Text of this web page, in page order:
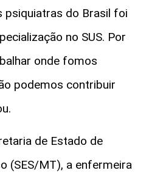
psiquiatras do Brasil foi
no SUS. Por
onde fomos
podemos contribuir
de Estado de
(SES/MT), a enfermeira